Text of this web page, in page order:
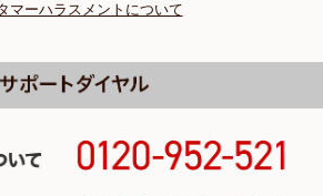
マーハラスメントについて